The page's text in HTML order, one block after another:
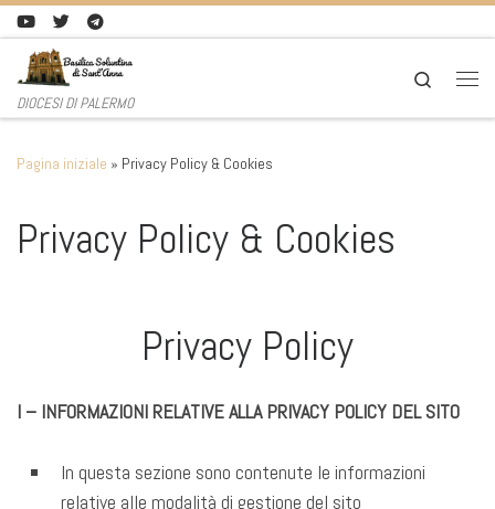
Passa al contenuto
DIOCESI DI PALERMO
Search
Pagina iniziale » Privacy Policy & Cookies
Privacy Policy & Cookies
Privacy Policy
I – INFORMAZIONI RELATIVE ALLA PRIVACY POLICY DEL SITO
In questa sezione sono contenute le informazioni
relative alle modalità di gestione del sito